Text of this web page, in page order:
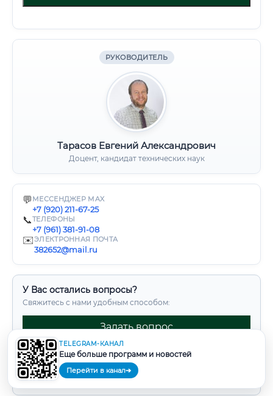
РУКОВОДИТЕЛЬ
Тарасов Евгений Александрович
Доцент, кандидат технических наук
💬 МЕССЕНДЖЕР MAX
+7 (920) 211-67-25
📞ТЕЛЕФОНЫ
+7 (961) 381-91-08
✉️ЭЛЕКТРОННАЯ ПОЧТА
382652@mail.ru
У Вас остались вопросы?
Свяжитесь с нами удобным способом:
Задать вопрос
Написать в Max
Задать вопрос в Telegram
TELEGRAM-КАНАЛ
Еще больше программ и новостей
Перейти в канал➔